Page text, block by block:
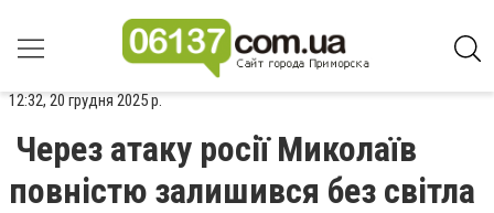
12:32, 20 грудня 2025 р.
Через атаку росії Миколаїв
повністю залишився без світла